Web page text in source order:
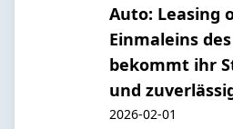
Auto: Leasing
Einmaleins
bekommt ihr
und
2026-02-01